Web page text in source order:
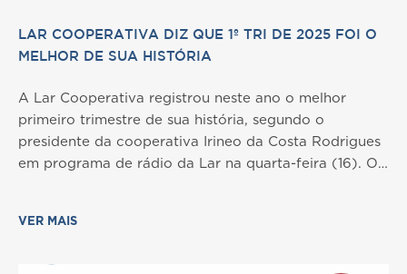
LAR COOPERATIVA DIZ QUE 1º TRI DE 2025 FOI O
MELHOR DE SUA HISTÓRIA
A Lar Cooperativa registrou neste ano o melhor
primeiro trimestre de sua história, segundo o
presidente da cooperativa Irineo da Costa Rodrigues
em programa de rádio da Lar na quarta-feira (16). Os
Administração, mas os números consolidados ainda
VER MAIS